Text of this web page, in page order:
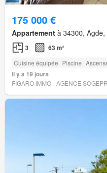
175 000 €
Appartement à 34300,
3 63 m²
Cuisine équipée Piscine
Il y a 19 jours
FIGARO IMMO - AGENCE